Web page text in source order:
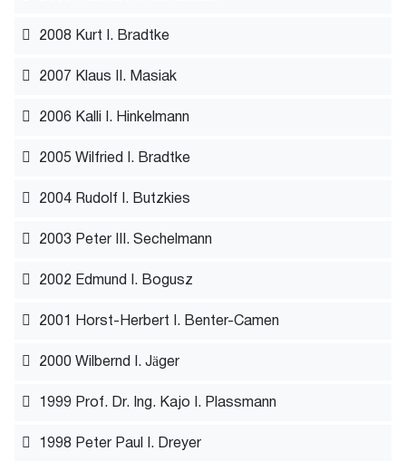
2008 Kurt I. Bradtke
2007 Klaus II. Masiak
2006 Kalli I. Hinkelmann
2005 Wilfried I. Bradtke
2004 Rudolf I. Butzkies
2003 Peter III. Sechelmann
2002 Edmund I. Bogusz
2001 Horst-Herbert I. Benter-Camen
2000 Wilbernd I. Jäger
1999 Prof. Dr. Ing. Kajo I. Plassmann
1998 Peter Paul I. Dreyer